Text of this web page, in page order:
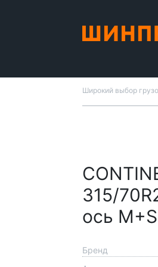
Широкий выбор
315/
ось
Бренд